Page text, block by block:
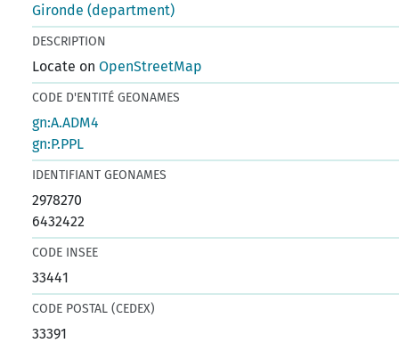
Gironde (department)
DESCRIPTION
Locate onOpenStreetMap
CODE D'ENTITÉ GEONAMES
gn:A.ADM4
gn:P.PPL
IDENTIFIANT GEONAMES
2978270
6432422
CODE INSEE
33441
CODE POSTAL (CEDEX)
33391